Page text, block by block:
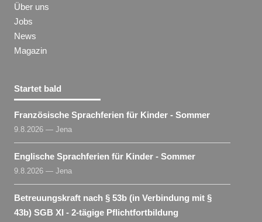
Über uns
Jobs
News
Magazin
Startet bald
Französische Sprachferien für Kinder - Sommer
9.8.2026 — Jena
Englische Sprachferien für Kinder - Sommer
9.8.2026 — Jena
Betreuungskraft nach § 53b (in Verbindung mit §
43b) SGB XI - 2-tägige Pflichtfortbildung